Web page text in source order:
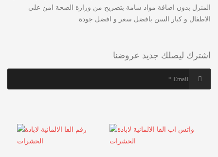
المنزل بدون اضافة مواد سامة بتصريح من وزارة الصحة امن على
الاطفال و كبار السن بافضل سعر و افضل جودة
اشترك ليصلك جديد عروضنا